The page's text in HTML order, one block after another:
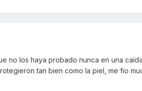
no los haya probado nunca en una
tan bien como la piel, me fio